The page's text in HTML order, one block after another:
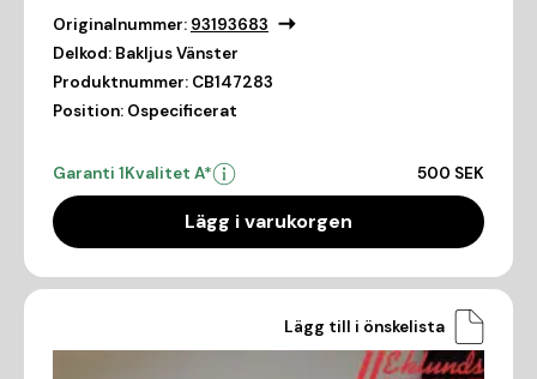
Originalnummer: 93193683
Delkod: Bakljus Vänster
Produktnummer: CB147283
Position: Ospecificerat
Garanti 1Kvalitet A* 500 SEK
Lägg i varukorgen
Lägg till i önskelista